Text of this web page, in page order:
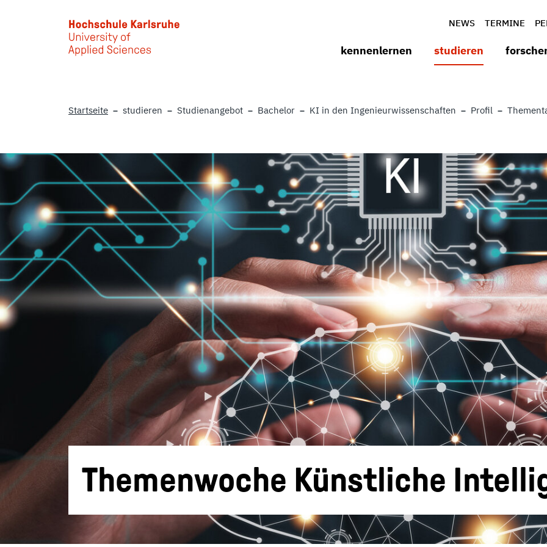
NEWS
TERMINE
kennenlernen studieren
Startseite studieren Studienangebot Bachelor KI in den Ingenieurwissenschaften Profil
Themenwoche Künstliche